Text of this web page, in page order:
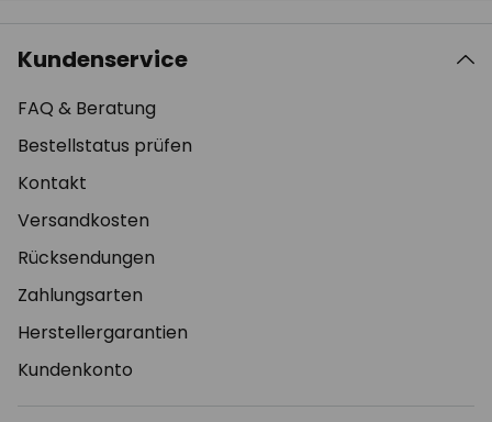
Kundenservice
FAQ & Beratung
Bestellstatus prüfen
Kontakt
Versandkosten
Rücksendungen
Zahlungsarten
Herstellergarantien
Kundenkonto